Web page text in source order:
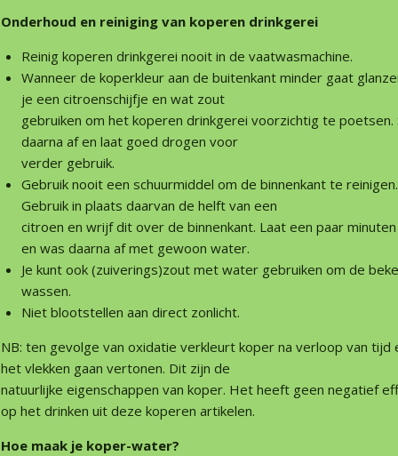
Onderhoud en reiniging van koperen drinkgerei
Reinig koperen drinkgerei nooit in de vaatwasmachine.
Wanneer de koperkleur aan de buitenkant minder gaat
je een citroenschijfje en wat zout
gebruiken om het koperen drinkgerei voorzichtig te poetsen.
daarna af en laat goed drogen voor
verder gebruik.
Gebruik nooit een schuurmiddel om de binnenkant te reinigen.
Gebruik in plaats daarvan de helft van een
citroen en wrijf dit over de binnenkant. Laat een paar
en was daarna af met gewoon water.
Je kunt ook (zuiverings)zout met water gebruiken om de
wassen.
Niet blootstellen aan direct zonlicht.
NB: ten gevolge van oxidatie verkleurt koper na verloop van tijd
het vlekken gaan vertonen. Dit zijn de
natuurlijke eigenschappen van koper. Het heeft geen negatief
op het drinken uit deze koperen artikelen.
Hoe maak je koper-water?